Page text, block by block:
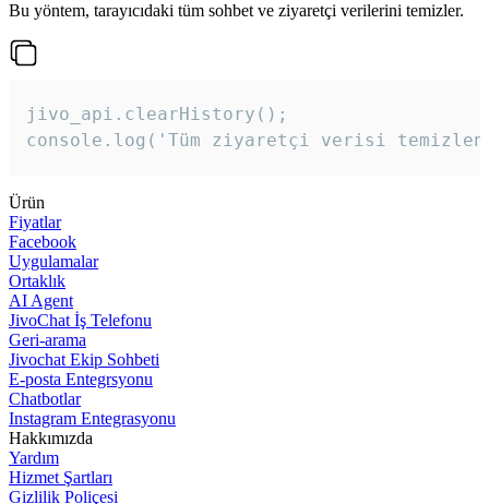
Bu yöntem, tarayıcıdaki tüm sohbet ve ziyaretçi verilerini temizler.
jivo_api.clearHistory();
console.log('Tüm ziyaretçi verisi
Ürün
Fiyatlar
Facebook
Uygulamalar
Ortaklık
AI Agent
JivoChat İş Telefonu
Geri-arama
Jivochat Ekip Sohbeti
E-posta Entegrsyonu
Chatbotlar
Instagram Entegrasyonu
Hakkımızda
Yardım
Hizmet Şartları
Gizlilik Poliçesi